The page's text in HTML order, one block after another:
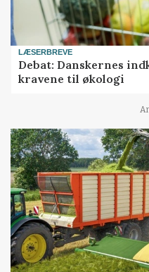
LÆSERBREVE
Debat: Danskernes
kravene til økologi